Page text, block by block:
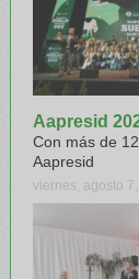
Aapresid
Con más de
Aapresid
viernes, agosto